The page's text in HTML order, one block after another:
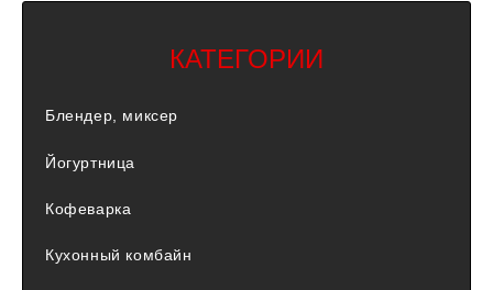
КАТЕГОРИИ
Блендер, миксер
Йогуртница
Кофеварка
Кухонный комбайн